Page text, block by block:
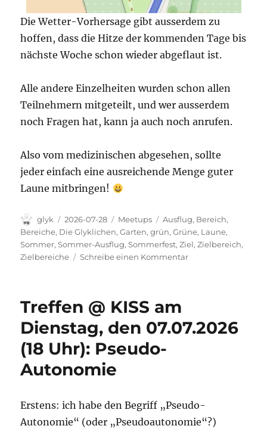
Die Wetter-Vorhersage gibt ausserdem zu
hoffen, dass die Hitze der kommenden Tage bis
nächste Woche schon wieder abgeflaut ist.
Alle andere Einzelheiten wurden schon allen
Teilnehmern mitgeteilt, und wer ausserdem
noch Fragen hat, kann ja auch noch anrufen.
Also vom medizinischen abgesehen, sollte
jeder einfach eine ausreichende Menge guter
Laune mitbringen!
Autor
glyk
Veröffentlicht
am
2026-07-28 Kategorien
Meetups Schlagwörter
Ausflug, Bereich,
Bereiche, Die Glyklichen,Garten,grün,Grüne, Laune,
Sommer,Sommer-Ausflug,Sommerfest,Ziel,Zielbereich,
Zielbereiche
Schreibe einen Kommentarzu
gemeinsam
Bereich?
Beim
Treffen @ KISS am
Dienstag, den 07.07.2026
(18 Uhr): Pseudo-
Autonomie
Erstens: ich habe den Begriff „Pseudo-
Autonomie“ (oder „Pseudoautonomie“?)